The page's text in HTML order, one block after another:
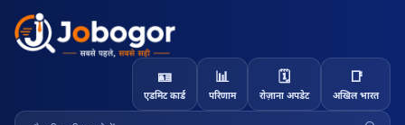
🪪
एडमिट कार्ड
📊
परिणाम
🗓️
रोज़ाना अपडेट
📑
अखिल भारत